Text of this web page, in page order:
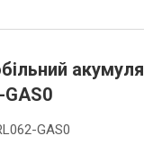
GAS0
GAS0